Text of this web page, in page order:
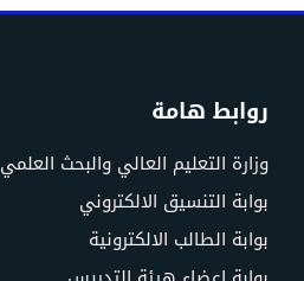
روابط هامة
وزارة التعليم العالي والبحث العلمي
بوابة التنسيق الالكتروني
بوابة الطالب الالكترونية